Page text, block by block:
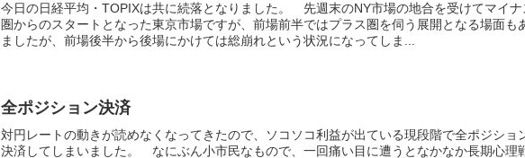
今日の日経平均・TOPIXは共に続落となりました。 先週末のNY市場の地合を受けてマイナ
圏からのスタートとなった東京市場ですが、前場前半ではプラス圏を伺う展開となる場面も
ましたが、前場後半から後場にかけては総崩れという状況になってしま...
全ポジション決済
対円レートの動きが読めなくなってきたので、ソコソコ利益が出ている現段階で全ポジショ
決済してしまいました。 なにぶん小市民なもので、一回痛い目に遭うとなかなか長期心理